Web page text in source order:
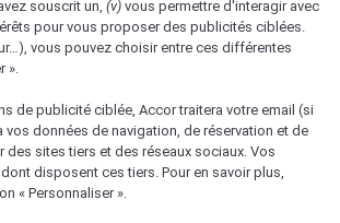
souscrit un, (v) vous permettre d'interagir avec
pour vous proposer des publicités ciblées.
vous pouvez choisir entre ces différentes
».
de publicité ciblée, Accor traitera votre email (si
vos données de navigation, de réservation et de
sites tiers et des réseaux sociaux. Vos
disposent ces tiers. Pour en savoir plus,
« Personnaliser ».